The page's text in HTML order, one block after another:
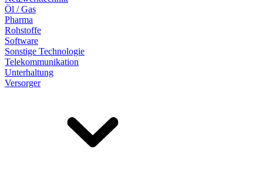
Öl / Gas
Pharma
Rohstoffe
Software
Sonstige Technologie
Telekommunikation
Unterhaltung
Versorger